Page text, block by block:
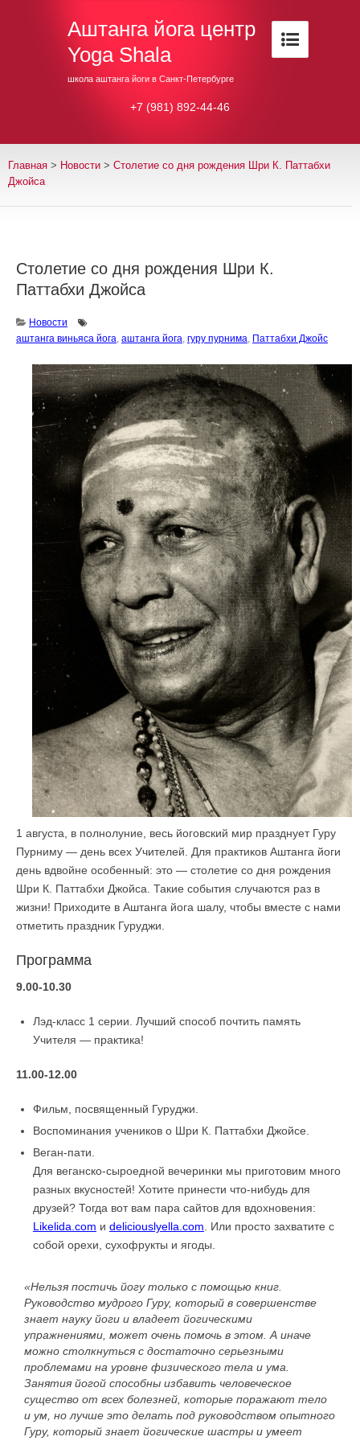
Аштанга йога центр
Yoga Shala
школа аштанга йоги в Санкт-Петербурге
+7 (981) 892-44-46
Главная > Новости > Столетие со дня рождения Шри К. Паттабхи
Джойса
Столетие со дня рождения Шри К.
Паттабхи Джойса
Новости
аштанга виньяса йога, аштанга йога, гуру пурнима, Паттабхи Джойс
1 августа, в полнолуние, весь йоговский мир празднует Гуру
Пурниму — день всех Учителей. Для практиков Аштанга йоги
день вдвойне особенный: это — столетие со дня рождения
Шри К. Паттабхи Джойса. Такие события случаются раз в
жизни! Приходите в Аштанга йога шалу, чтобы вместе с нами
отметить праздник Гуруджи.
Программа
9.00-10.30
Лэд-класс 1 серии. Лучший способ почтить память
Учителя — практика!
11.00-12.00
Фильм, посвященный Гуруджи.
Воспоминания учеников о Шри К. Паттабхи Джойсе.
Веган-пати.
Для веганско-сыроедной вечеринки мы приготовим много
разных вкусностей! Хотите принести что-нибудь для
друзей? Тогда вот вам пара сайтов для вдохновения:
Likelida.com и deliciouslyella.com. Или просто захватите с
собой орехи, сухофрукты и ягоды.
«Нельзя постичь йогу только с помощью книг.
Руководство мудрого Гуру, который в совершенстве
знает науку йоги и владеет йогическими
упражнениями, может очень помочь в этом. А иначе
можно столкнуться с достаточно серьезными
проблемами на уровне физического тела и ума.
Занятия йогой способны избавить человеческое
существо от всех болезней, которые поражают тело
и ум, но лучше это делать под руководством опытного
Гуру, который знает йогические шастры и умеет